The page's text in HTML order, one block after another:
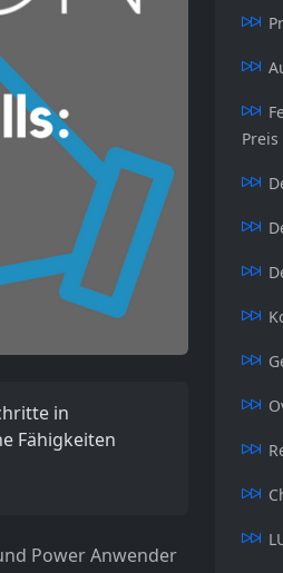
in
Fähigkeiten
Power Anwender
Preis